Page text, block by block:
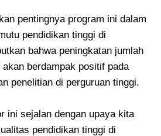
pentingnya program ini dalam
pendidikan tinggi di
bahwa peningkatan jumlah
berdampak positif pada
penelitian di perguruan tinggi.
ini sejalan dengan upaya kita
pendidikan tinggi di